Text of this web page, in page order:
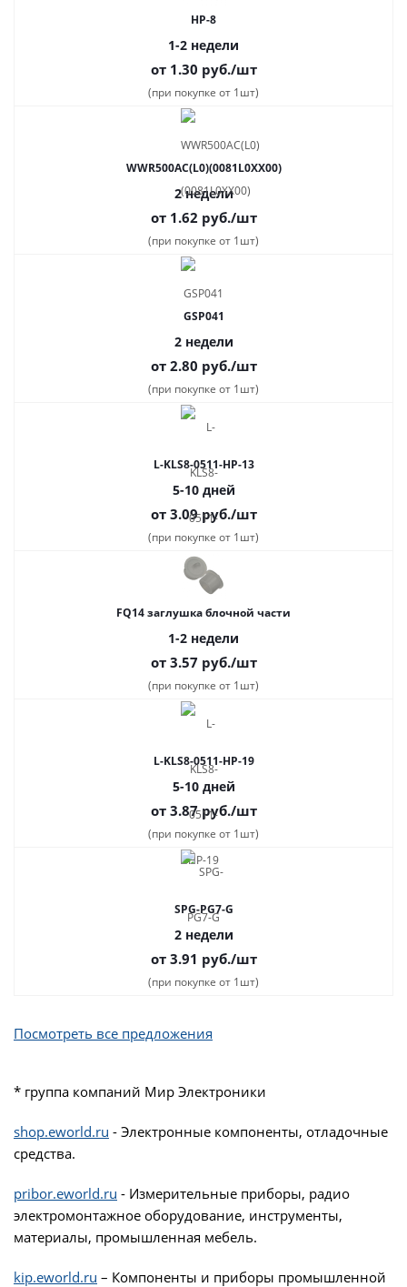
HP-8
1-2 недели
от 1.30 руб./шт
(при покупке от 1шт)
WWR500AC(L0)(0081L0XX00)
2 недели
от 1.62 руб./шт
(при покупке от 1шт)
GSP041
2 недели
от 2.80 руб./шт
(при покупке от 1шт)
L-KLS8-0511-HP-13
5-10 дней
от 3.09 руб./шт
(при покупке от 1шт)
FQ14 заглушка блочной части
1-2 недели
от 3.57 руб./шт
(при покупке от 1шт)
L-KLS8-0511-HP-19
5-10 дней
от 3.87 руб./шт
(при покупке от 1шт)
SPG-PG7-G
2 недели
от 3.91 руб./шт
(при покупке от 1шт)
Посмотреть все предложения
* группа компаний Мир Электроники
shop.eworld.ru - Электронные компоненты, отладочные
средства.
pribor.eworld.ru - Измерительные приборы, радио
электромонтажное оборудование, инструменты,
материалы, промышленная мебель.
kip.eworld.ru – Компоненты и приборы промышленной